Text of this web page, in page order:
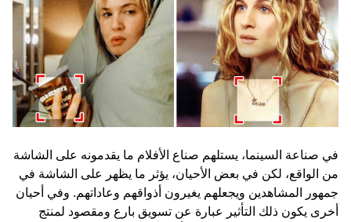
في صناعة السينما، يستلهم صناع الأفلام ما يقدمونه على الشاشة
من الواقع، لكن في بعض الأحيان، يؤثر ما يظهر على الشاشة في
جمهور المشاهدين ويجعلهم يغيرون أذواقهم وعاداتهم. وفي أحيان
أخرى يكون ذلك التأثير عبارة عن تسويق بارع ومقصود لمنتج